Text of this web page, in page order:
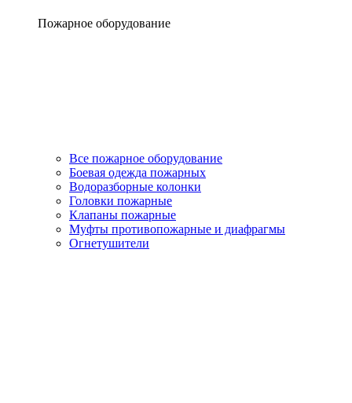
Пожарное оборудование
Все пожарное оборудование
Боевая одежда пожарных
Водоразборные колонки
Головки пожарные
Клапаны пожарные
Муфты противопожарные и диафрагмы
Огнетушители